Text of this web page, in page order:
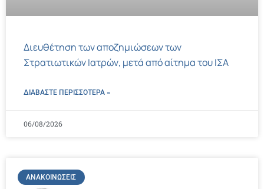
Διευθέτηση των αποζημιώσεων των
Στρατιωτικών Ιατρών, μετά από αίτημα του ΙΣΑ
ΔΙΑΒΑΣΤΕ ΠΕΡΙΣΣΌΤΕΡΑ »
06/08/2026
ΑΝΑΚΟΙΝΏΣΕΙΣ